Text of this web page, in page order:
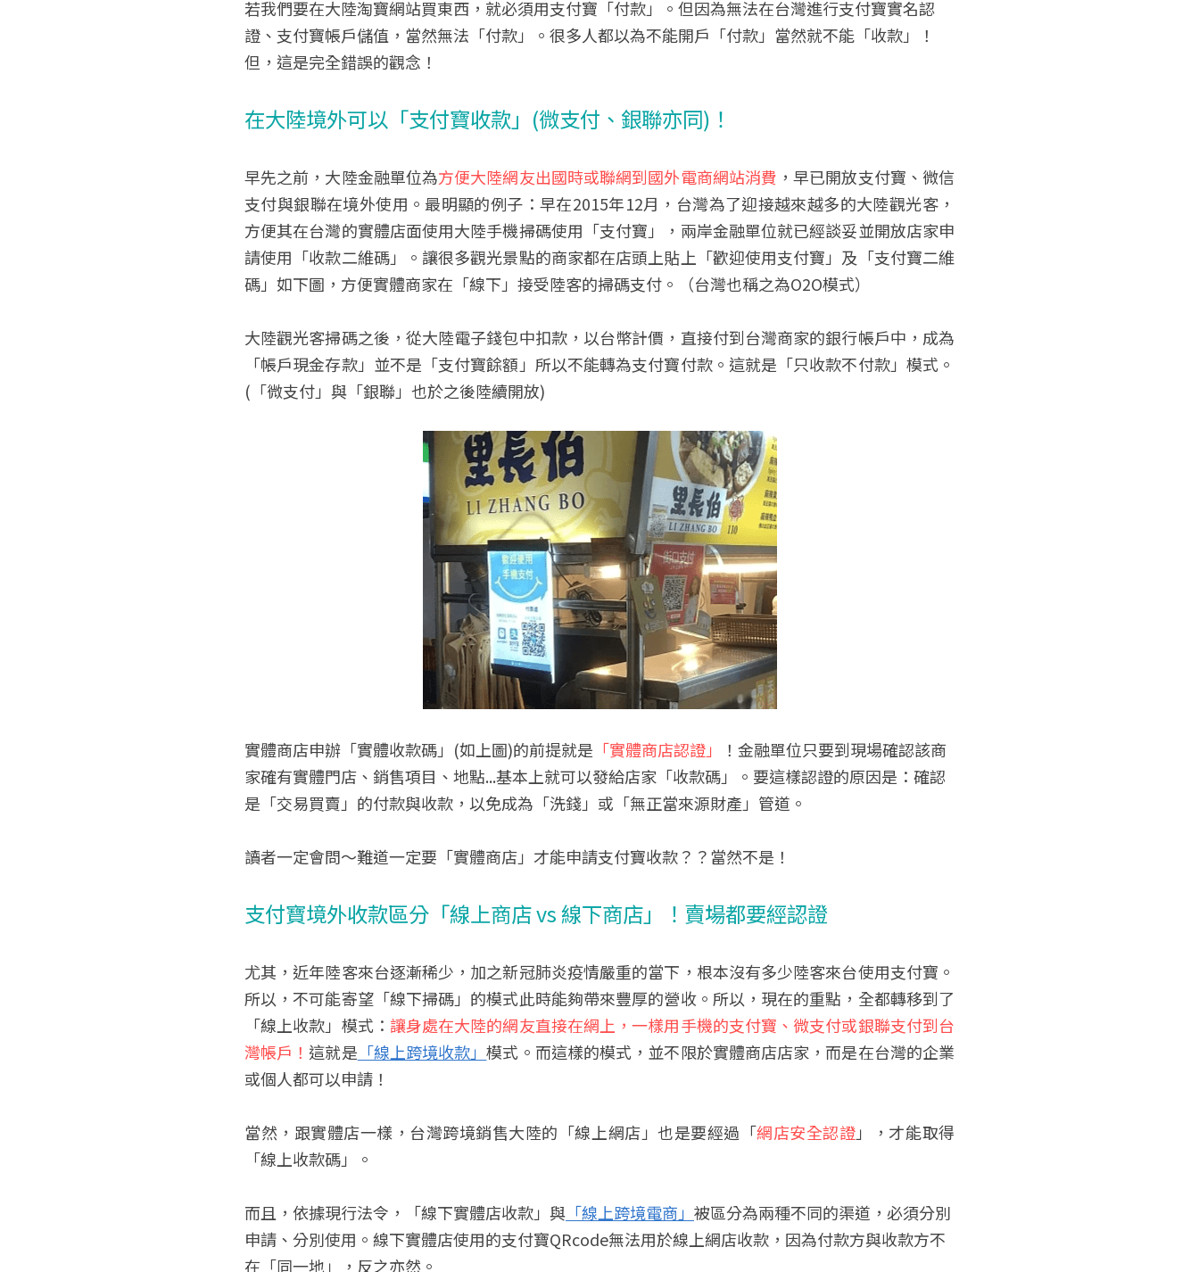
若我們要在大陸淘寶網站買東西，就必須用支付寶「付款」。但因為無法在台灣進行支付寶實名認
證、支付寶帳戶儲值，當然無法「付款」。很多人都以為不能開戶「付款」當然就不能「收款」！
但，這是完全錯誤的觀念！
在大陸境外可以「支付寶收款」(微支付、銀聯亦同)！
早先之前，大陸金融單位為方便大陸網友出國時或聯網到國外電商網站消費 ，早已開放支付寶、微信
支付與銀聯在境外使用。最明顯的例子：早在2015年12月，台灣為了迎接越來越多的大陸觀光客，
方便其在台灣的實體店面使用大陸手機掃碼使用「支付寶」，兩岸金融單位就已經談妥並開放店家申
請使用「收款二維碼」。讓很多觀光景點的商家都在店頭上貼上「歡迎使用支付寶」及「支付寶二維
碼」如下圖，方便實體商家在「線下」接受陸客的掃碼支付。（台灣也稱之為O2O模式）
大陸觀光客掃碼之後，從大陸電子錢包中扣款，以台幣計價，直接付到台灣商家的銀行帳戶中，成為
「帳戶現金存款」並不是「支付寶餘額」所以不能轉為支付寶付款。這就是「只收款不付款」模式。
(「微支付」與「銀聯」也於之後陸續開放)
實體商店申辦「實體收款碼」(如上圖)的前提就是 「實體商店認證」
！金融單位只要到現場確認該商
家確有實體門店、銷售項目、地點...基本上就可以發給店家「收款碼」。要這樣認證的原因是：確認
是「交易買賣」的付款與收款，以免成為「洗錢」或「無正當來源財產」管道。
讀者一定會問～難道一定要「實體商店」才能申請支付寶收款？？當然不是！
支付寶境外收款區分「線上商店 vs 線下商店」！賣場都要經認證
尤其，近年陸客來台逐漸稀少，加之新冠肺炎疫情嚴重的當下，根本沒有多少陸客來台使用支付寶。
所以，不可能寄望「線下掃碼」的模式此時能夠帶來豐厚的營收。所以，現在的重點，全都轉移到了
「線上收款」模式： 讓身處在大陸的網友直接在網上，一樣用手機的支付寶、微支付或銀聯支付到台
灣帳戶！ 這就是 「線上跨境收款」模式。而這樣的模式，並不限於實體商店店家，而是在台灣的企業
或個人都可以申請！
當然，跟實體店一樣，台灣跨境銷售大陸的「線上網店」也是要經過「網店安全認證」，才能取得
「線上收款碼」。
而且，依據現行法令，「線下實體店收款」與 「線上跨境電商」 被區分為兩種不同的渠道，必須分別
申請、分別使用。線下實體店使用的支付寶QRcode無法用於線上網店收款，因為付款方與收款方不
在「同一地」，反之亦然。